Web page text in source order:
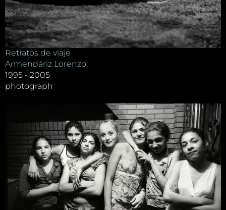
Retratos de viaje
Armendáriz Lorenzo
1995 - 2005
photograph